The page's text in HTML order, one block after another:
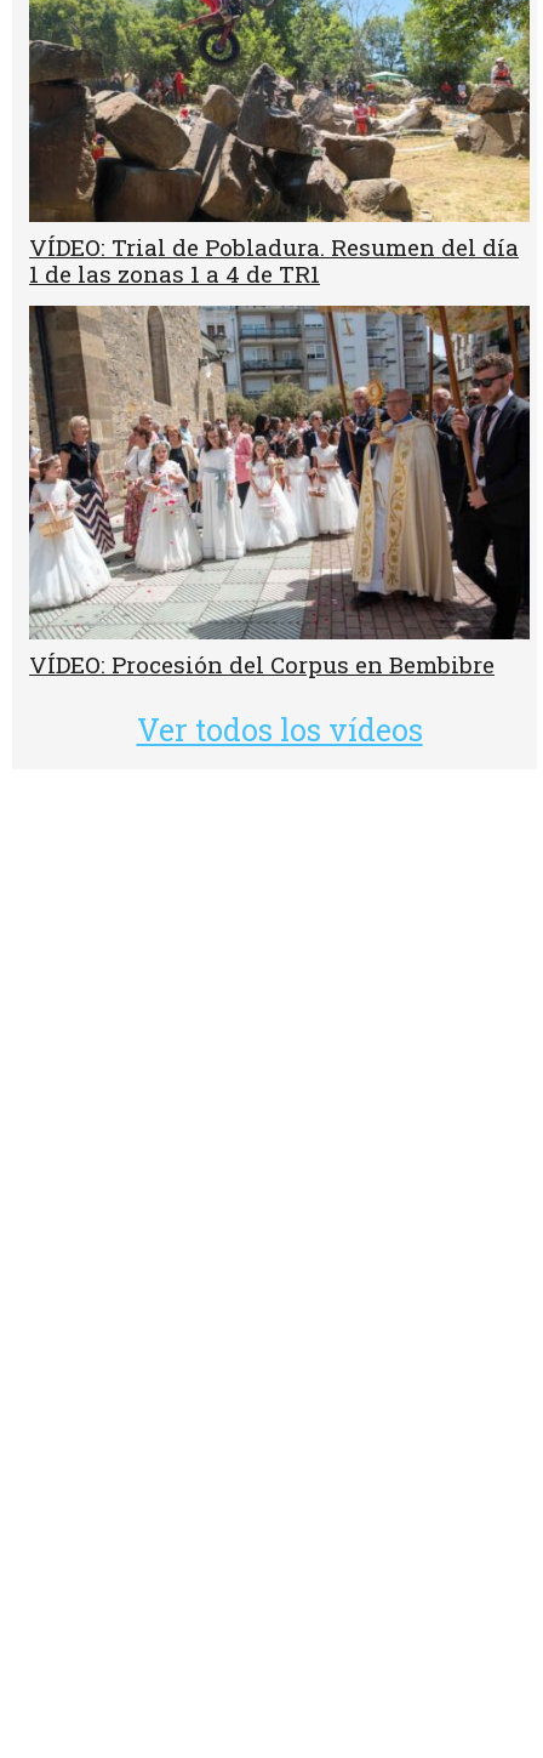
VÍDEO: Trial de Pobladura. Resumen del día
1 de las zonas 1 a 4 de TR1
VÍDEO: Procesión del Corpus en Bembibre
Ver todos los vídeos